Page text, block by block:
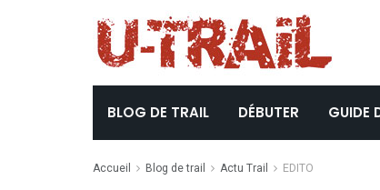
BLOG DE TRAIL DÉBUTER GUIDE
Accueil Blog de trail Actu Trail EDITO